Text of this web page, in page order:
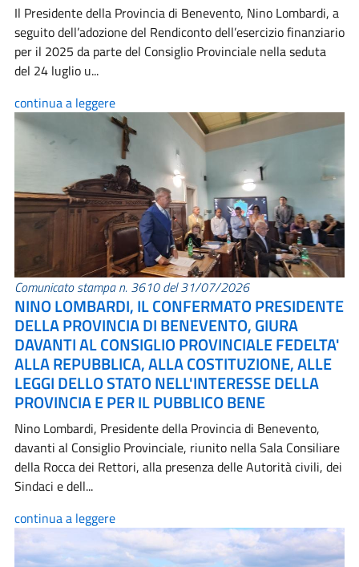
Il Presidente della Provincia di Benevento, Nino Lombardi, a
seguito dell’adozione del Rendiconto dell’esercizio finanziario
per il 2025 da parte del Consiglio Provinciale nella seduta
del 24 luglio u...
continua a leggere
Comunicato stampa n. 3610 del 31/07/2026
NINO LOMBARDI, IL CONFERMATO PRESIDENTE
DELLA PROVINCIA DI BENEVENTO, GIURA
DAVANTI AL CONSIGLIO PROVINCIALE FEDELTA'
ALLA REPUBBLICA, ALLA COSTITUZIONE, ALLE
LEGGI DELLO STATO NELL'INTERESSE DELLA
PROVINCIA E PER IL PUBBLICO BENE
Nino Lombardi, Presidente della Provincia di Benevento,
davanti al Consiglio Provinciale, riunito nella Sala Consiliare
della Rocca dei Rettori, alla presenza delle Autorità civili, dei
Sindaci e dell...
continua a leggere